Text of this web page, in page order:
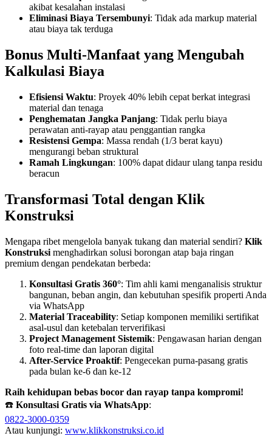
akibat kesalahan instalasi
Eliminasi Biaya Tersembunyi: Tidak ada markup material
atau biaya tak terduga
Bonus Multi-Manfaat yang Mengubah
Kalkulasi Biaya
Efisiensi Waktu: Proyek 40% lebih cepat berkat integrasi
material dan tenaga
Penghematan Jangka Panjang: Tidak perlu biaya
perawatan anti-rayap atau penggantian rangka
Resistensi Gempa: Massa rendah (1/3 berat kayu)
mengurangi beban struktural
Ramah Lingkungan: 100% dapat didaur ulang tanpa residu
beracun
Transformasi Total dengan Klik
Konstruksi
Mengapa ribet mengelola banyak tukang dan material sendiri? Klik
Konstruksi menghadirkan solusi borongan atap baja ringan
premium dengan pendekatan berbeda:
Konsultasi Gratis 360°: Tim ahli kami menganalisis struktur
bangunan, beban angin, dan kebutuhan spesifik properti Anda
via WhatsApp
Material Traceability: Setiap komponen memiliki sertifikat
asal-usul dan ketebalan terverifikasi
Project Management Sistemik: Pengawasan harian dengan
foto real-time dan laporan digital
After-Service Proaktif: Pengecekan purna-pasang gratis
pada bulan ke-6 dan ke-12
Raih kehidupan bebas bocor dan rayap tanpa kompromi!
☎️ Konsultasi Gratis via WhatsApp:
0822-3000-0359
Atau kunjungi: www.klikkonstruksi.co.id